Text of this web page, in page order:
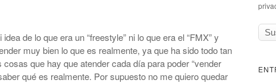
de lo que era un “freestyle” ni lo que era el “FMX” y
muy bien lo que es realmente, ya que ha sido todo tan
que hay que atender cada día para poder “vender
qué es realmente. Por supuesto no me quiero quedar